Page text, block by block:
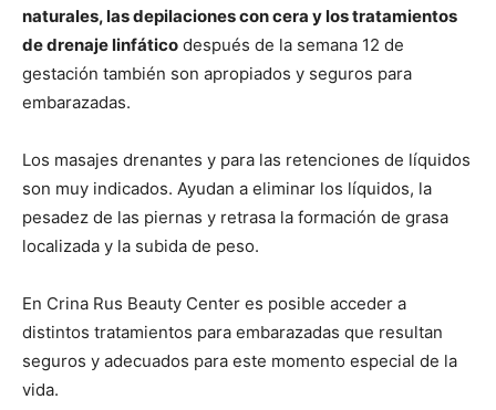
naturales, las depilaciones con cera y los tratamientos
de drenaje linfático después de la semana 12 de
gestación también son apropiados y seguros para
embarazadas.
Los masajes drenantes y para las retenciones de líquidos
son muy indicados. Ayudan a eliminar los líquidos, la
pesadez de las piernas y retrasa la formación de grasa
localizada y la subida de peso.
En Crina Rus Beauty Center es posible acceder a
distintos tratamientos para embarazadas que resultan
seguros y adecuados para este momento especial de la
vida.